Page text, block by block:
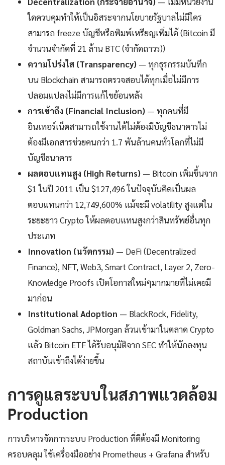
ใดควบคุมทำให้เป็นอิสระจากนโยบายรัฐบาลไม่มีใคร
สามารถ freeze บัญชีหรือพิมพ์เหรียญเพิ่มได้ (Bitcoin มี
จำนวนจำกัดที่ 21 ล้าน BTC (จำกัดถาวร))
ความโปร่งใส (Transparency) — ทุกธุรกรรมบันทึก
บน Blockchain สามารถตรวจสอบได้ทุกเมื่อไม่มีการ
ปลอมแปลงไม่มีการแก้ไขย้อนหลัง
การเข้าถึง (Financial Inclusion) — ทุกคนที่มี
อินเทอร์เน็ตสามารถใช้งานได้ไม่ต้องมีบัญชีธนาคารไม่
ต้องมีเอกสารช่วยคนกว่า 1.7 พันล้านคนทั่วโลกที่ไม่มี
บัญชีธนาคาร
ผลตอบแทนสูง (High Returns) — Bitcoin เพิ่มขึ้นจาก
$1 ในปี 2011 เป็น $127,496 ในปัจจุบันคิดเป็นผล
ตอบแทนกว่า 12,749,600% แม้จะมี volatility สูงแต่ใน
ระยะยาว Crypto ให้ผลตอบแทนสูงกว่าสินทรัพย์อื่นทุก
ประเภท
Innovation (นวัตกรรม) — DeFi (Decentralized
Finance), NFT, Web3, Smart Contract, Layer 2, Zero-
Knowledge Proofs เปิดโอกาสใหม่ๆมากมายที่ไม่เคยมี
มาก่อน
Institutional Adoption — BlackRock, Fidelity,
Goldman Sachs, JPMorgan ล้วนเข้ามาในตลาด Crypto
แล้ว Bitcoin ETF ได้รับอนุมัติจาก SEC ทำให้นักลงทุน
สถาบันเข้าถึงได้ง่ายขึ้น
การดูแลระบบในสภาพแวดล้อม
Production
การบริหารจัดการระบบ Production ที่ดีต้องมี Monitoring
ครอบคลุม ใช้เครื่องมืออย่าง Prometheus + Grafana สำหรับ